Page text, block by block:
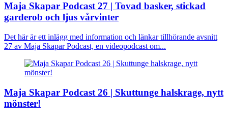
Maja Skapar Podcast 27 | Tovad basker, stickad
garderob och ljus vårvinter
Det här är ett inlägg med information och länkar tillhörande avsnitt
27 av Maja Skapar Podcast, en videopodcast om...
Maja Skapar Podcast 26 | Skuttunge halskrage, nytt
mönster!